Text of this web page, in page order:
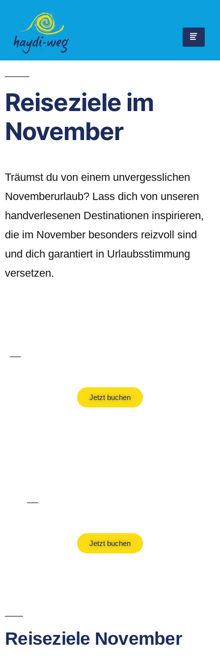
Reiseziele im
November
Träumst du von einem unvergesslichen
Novemberurlaub? Lass dich von unseren
handverlesenen Destinationen inspirieren,
die im November besonders reizvoll sind
und dich garantiert in Urlaubsstimmung
versetzen.
Jetzt buchen
Jetzt buchen
Reiseziele November